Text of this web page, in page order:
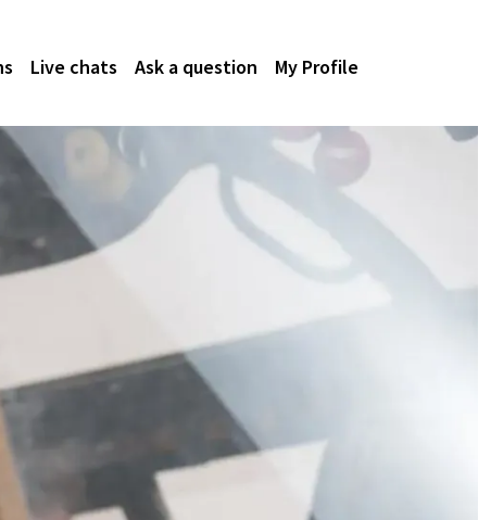
Live chats Ask a question My Profile